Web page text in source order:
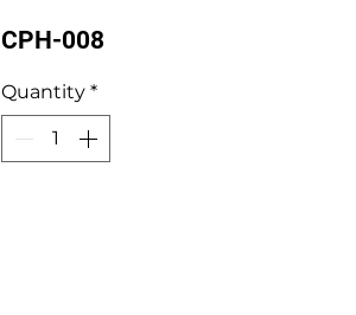
CPH-008
Quantity *